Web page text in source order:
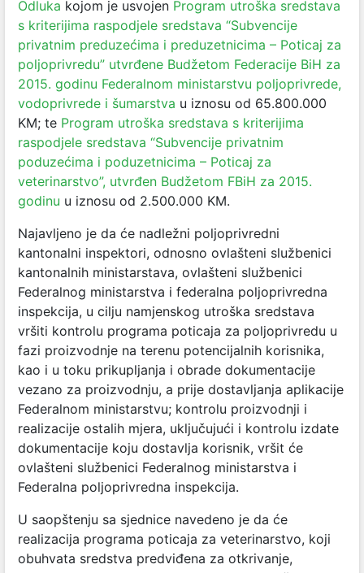
Odluka kojom je usvojen Program utroška sredstava
s kriterijima raspodjele sredstava “Subvencije
privatnim preduzećima i preduzetnicima – Poticaj za
poljoprivredu” utvrđene Budžetom Federacije BiH za
2015. godinu Federalnom ministarstvu poljoprivrede,
vodoprivrede i šumarstva u iznosu od 65.800.000
KM; te Program utroška sredstava s kriterijima
raspodjele sredstava “Subvencije privatnim
poduzećima i poduzetnicima – Poticaj za
veterinarstvo”, utvrđen Budžetom FBiH za 2015.
godinu u iznosu od 2.500.000 KM.
Najavljeno je da će nadležni poljoprivredni
kantonalni inspektori, odnosno ovlašteni službenici
kantonalnih ministarstava, ovlašteni službenici
Federalnog ministarstva i federalna poljoprivredna
inspekcija, u cilju namjenskog utroška sredstava
vršiti kontrolu programa poticaja za poljoprivredu u
fazi proizvodnje na terenu potencijalnih korisnika,
kao i u toku prikupljanja i obrade dokumentacije
vezano za proizvodnju, a prije dostavljanja aplikacije
Federalnom ministarstvu; kontrolu proizvodnji i
realizacije ostalih mjera, uključujući i kontrolu izdate
dokumentacije koju dostavlja korisnik, vršit će
ovlašteni službenici Federalnog ministarstva i
Federalna poljoprivredna inspekcija.
U saopštenju sa sjednice navedeno je da će
realizacija programa poticaja za veterinarstvo, koji
obuhvata sredstva predviđena za otkrivanje,